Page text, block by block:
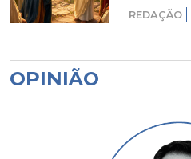
REDAÇÃO
OPINIÃO